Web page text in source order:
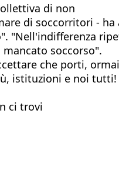
di non
di soccorritori -
"Nell'indifferenza
soccorso".
che porti,
istituzioni e noi
ci trovi